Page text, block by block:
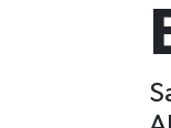
Borsa
Süper Lig